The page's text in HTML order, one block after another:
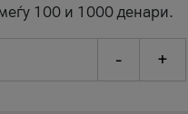
100 и 1000 денари.
- +